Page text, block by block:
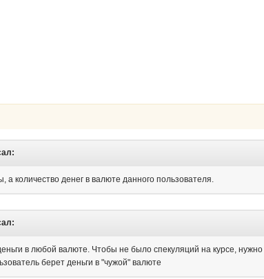
а количество денег в валюте данного пользователя.
в любой валюте. Чтобы не было спекуляций на курсе,
берет деньги в "чужой" валюте